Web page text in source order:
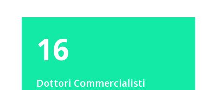
16
Dottori Commercialisti